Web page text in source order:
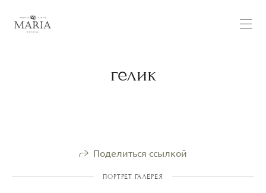
гелик
Поделиться ссылкой
ПОРТРЕТ ГАЛЕРЕЯ